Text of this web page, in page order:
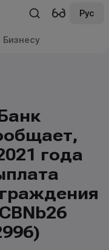
Рус
Бизнесу
года